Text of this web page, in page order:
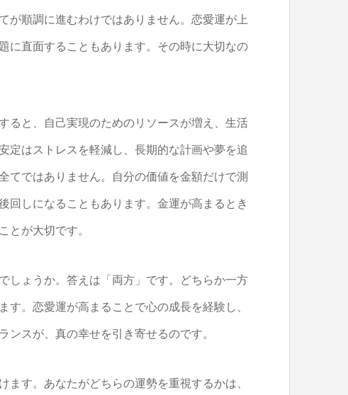
が順調に進むわけではありません。恋愛運が上
に直面することもあります。その時に大切なの
ると、自己実現のためのリソースが増え、生活
定はストレスを軽減し、長期的な計画や夢を追
てではありません。自分の価値を金額だけで測
回しになることもあります。金運が高まるとき
とが大切です。
しょうか。答えは「両方」です。どちらか一方
。恋愛運が高まることで心の成長を経験し、
スが、真の幸せを引き寄せるのです。
す。あなたがどちらの運勢を重視するかは、